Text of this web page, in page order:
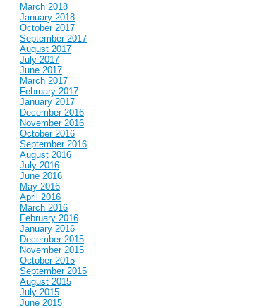
March 2018
January 2018
October 2017
September 2017
August 2017
July 2017
June 2017
March 2017
February 2017
January 2017
December 2016
November 2016
October 2016
September 2016
August 2016
July 2016
June 2016
May 2016
April 2016
March 2016
February 2016
January 2016
December 2015
November 2015
October 2015
September 2015
August 2015
July 2015
June 2015